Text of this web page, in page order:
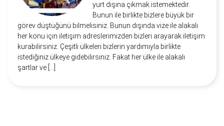
yurt dışına çıkmak istemektedir.
Bunun ile birlikte bizlere büyük bir
görev düştüğünü bilmelisiniz. Bunun dışında vize ile alakalı
her konu için iletişim adreslerimizden bizleri arayarak iletişim
kurabilirsiniz. Çeşitli ülkeleri bizlerin yardımıyla birlikte
istediğiniz ülkeye gidebilirsiniz. Fakat her ülke ile alakalı
şartlar ve […]